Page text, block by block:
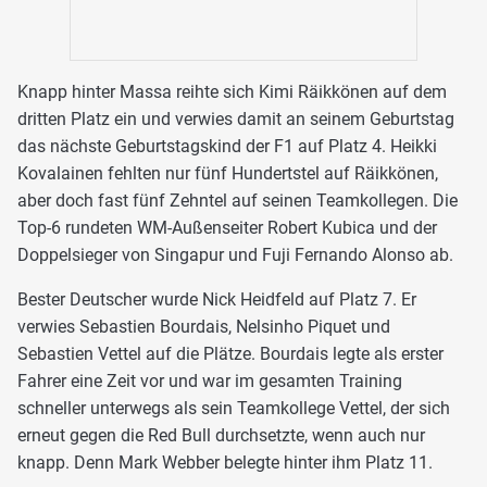
Knapp hinter Massa reihte sich Kimi Räikkönen auf dem
dritten Platz ein und verwies damit an seinem Geburtstag
das nächste Geburtstagskind der F1 auf Platz 4. Heikki
Kovalainen fehlten nur fünf Hundertstel auf Räikkönen,
aber doch fast fünf Zehntel auf seinen Teamkollegen. Die
Top-6 rundeten WM-Außenseiter Robert Kubica und der
Doppelsieger von Singapur und Fuji Fernando Alonso ab.
Bester Deutscher wurde Nick Heidfeld auf Platz 7. Er
verwies Sebastien Bourdais, Nelsinho Piquet und
Sebastien Vettel auf die Plätze. Bourdais legte als erster
Fahrer eine Zeit vor und war im gesamten Training
schneller unterwegs als sein Teamkollege Vettel, der sich
erneut gegen die Red Bull durchsetzte, wenn auch nur
knapp. Denn Mark Webber belegte hinter ihm Platz 11.